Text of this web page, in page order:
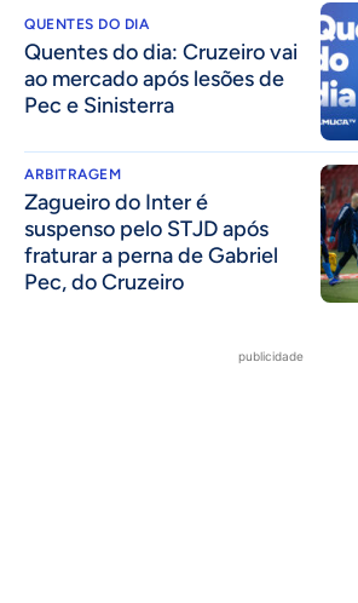
QUENTES DO DIA
Quentes do dia: Cruzeiro vai
ao mercado após lesões de
Pec e Sinisterra
ARBITRAGEM
Zagueiro do Inter é
suspenso pelo STJD após
fraturar a perna de Gabriel
Pec, do Cruzeiro
publicidade